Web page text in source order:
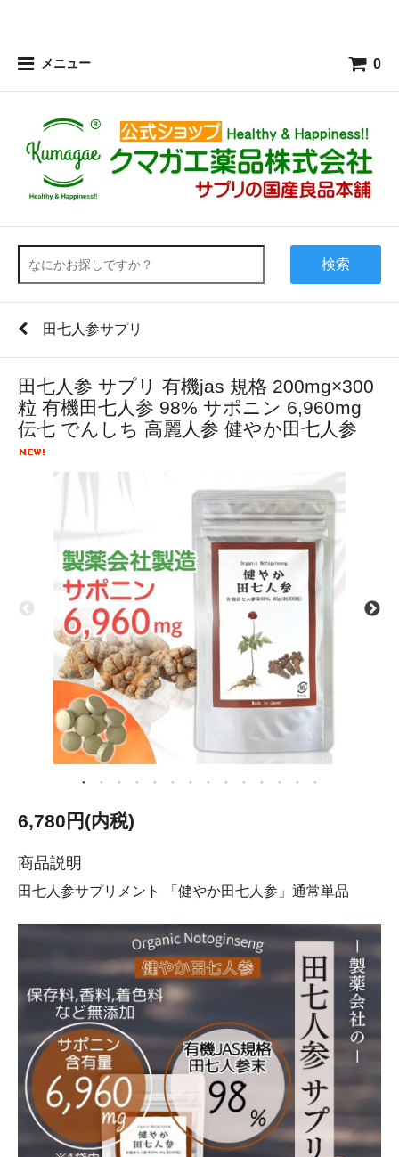
メニュー 0
検索
田七人参サプリ
田七人参 サプリ 有機jas 規格 200mg×300
粒 有機田七人参 98% サポニン 6,960mg
伝七 でんしち 高麗人参 健やか田七人参
6,780円(内税)
商品説明
田七人参サプリメント 「健やか田七人参」通常単品